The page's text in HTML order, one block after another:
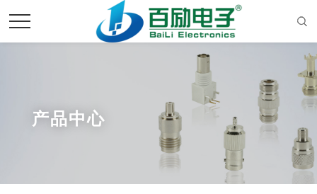
产品中心